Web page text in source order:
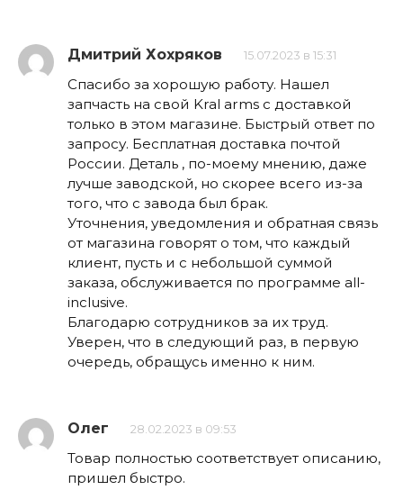
Дмитрий Хохряков 15.07.2023 в 15:31
Спасибо за хорошую работу. Нашел
запчасть на свой Kral arms с доставкой
только в этом магазине. Быстрый ответ по
запросу. Бесплатная доставка почтой
России. Деталь , по-моему мнению, даже
лучше заводской, но скорее всего из-за
того, что с завода был брак.
Уточнения, уведомления и обратная связь
от магазина говорят о том, что каждый
клиент, пусть и с небольшой суммой
заказа, обслуживается по программе all-
inclusive.
Благодарю сотрудников за их труд.
Уверен, что в следующий раз, в первую
очередь, обращусь именно к ним.
Олег 28.02.2023 в 09:53
Товар полностью соответствует описанию,
пришел быстро.